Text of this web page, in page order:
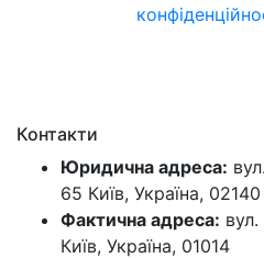
Контакти
Юридична адреса:
65 Київ, Україна, 02140
Фактична адреса:
Київ, Україна, 01014